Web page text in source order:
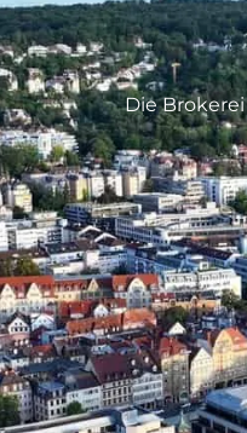
Die Brokerei